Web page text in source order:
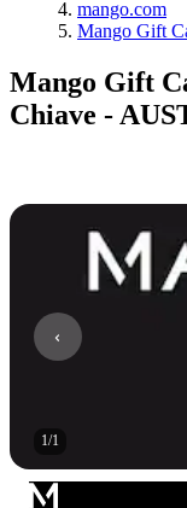
mango.com
Mango Gift
Mango Gift
Chiave -
1/1